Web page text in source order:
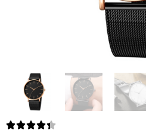
